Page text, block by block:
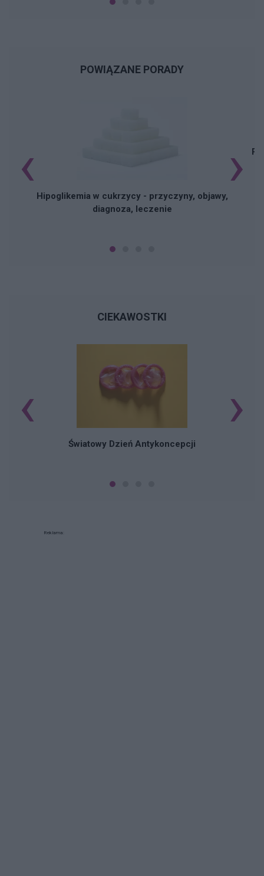
POWIĄZANE PORADY
Hipoglikemia w cukrzycy - przyczyny, objawy,
diagnoza, leczenie
‹ ›
CIEKAWOSTKI
Światowy Dzień Antykoncepcji
‹ ›
Reklama: